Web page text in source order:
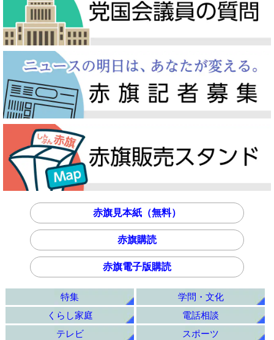
赤旗見本紙（無料）
赤旗購読
赤旗電子版購読
特集
学問・文化
くらし家庭
電話相談
テレビ
スポーツ